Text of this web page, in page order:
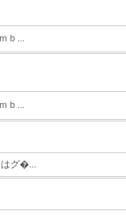
ｂ...
ｂ...
はグ�...